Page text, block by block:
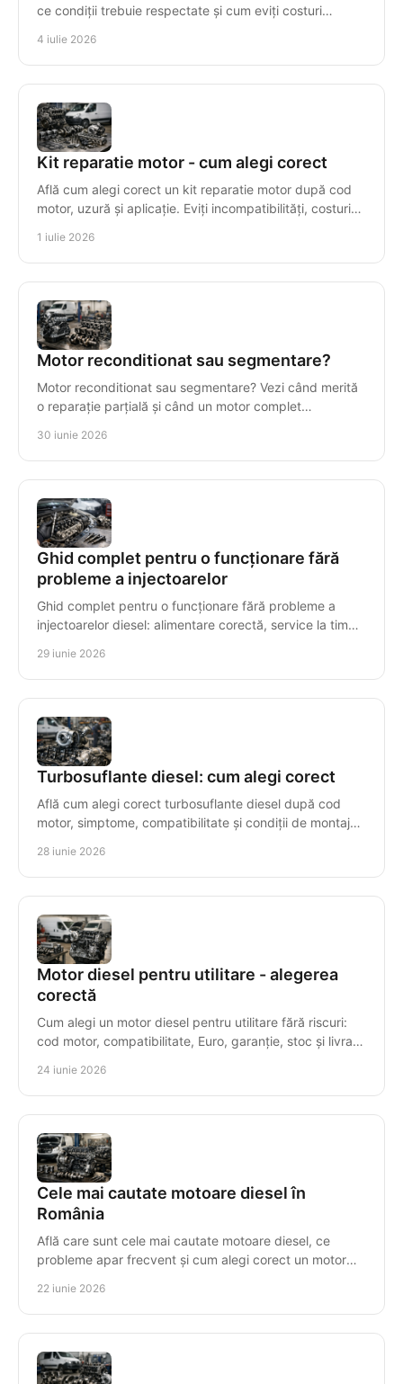
ce condiții trebuie respectate și cum eviți costuri
4 iulie 2026
Kit reparatie motor - cum alegi corect
Află cum alegi corect un kit reparatie motor după cod
motor, uzură și aplicație. Eviți incompatibilități, costuri
1 iulie 2026
Motor reconditionat sau segmentare?
Motor reconditionat sau segmentare? Vezi când merită
o reparație parțială și când un motor complet
30 iunie 2026
Ghid complet pentru o funcționare fără
probleme a injectoarelor
Ghid complet pentru o funcționare fără probleme a
injectoarelor diesel: alimentare corectă, service la timp
29 iunie 2026
Turbosuflante diesel: cum alegi corect
Află cum alegi corect turbosuflante diesel după cod
motor, simptome, compatibilitate și condiții de montaj
28 iunie 2026
Motor diesel pentru utilitare - alegerea
corectă
Cum alegi un motor diesel pentru utilitare fără riscuri:
cod motor, compatibilitate, Euro, garanție, stoc și livrare
24 iunie 2026
Cele mai cautate motoare diesel în
România
Află care sunt cele mai cautate motoare diesel, ce
probleme apar frecvent și cum alegi corect un motor
22 iunie 2026